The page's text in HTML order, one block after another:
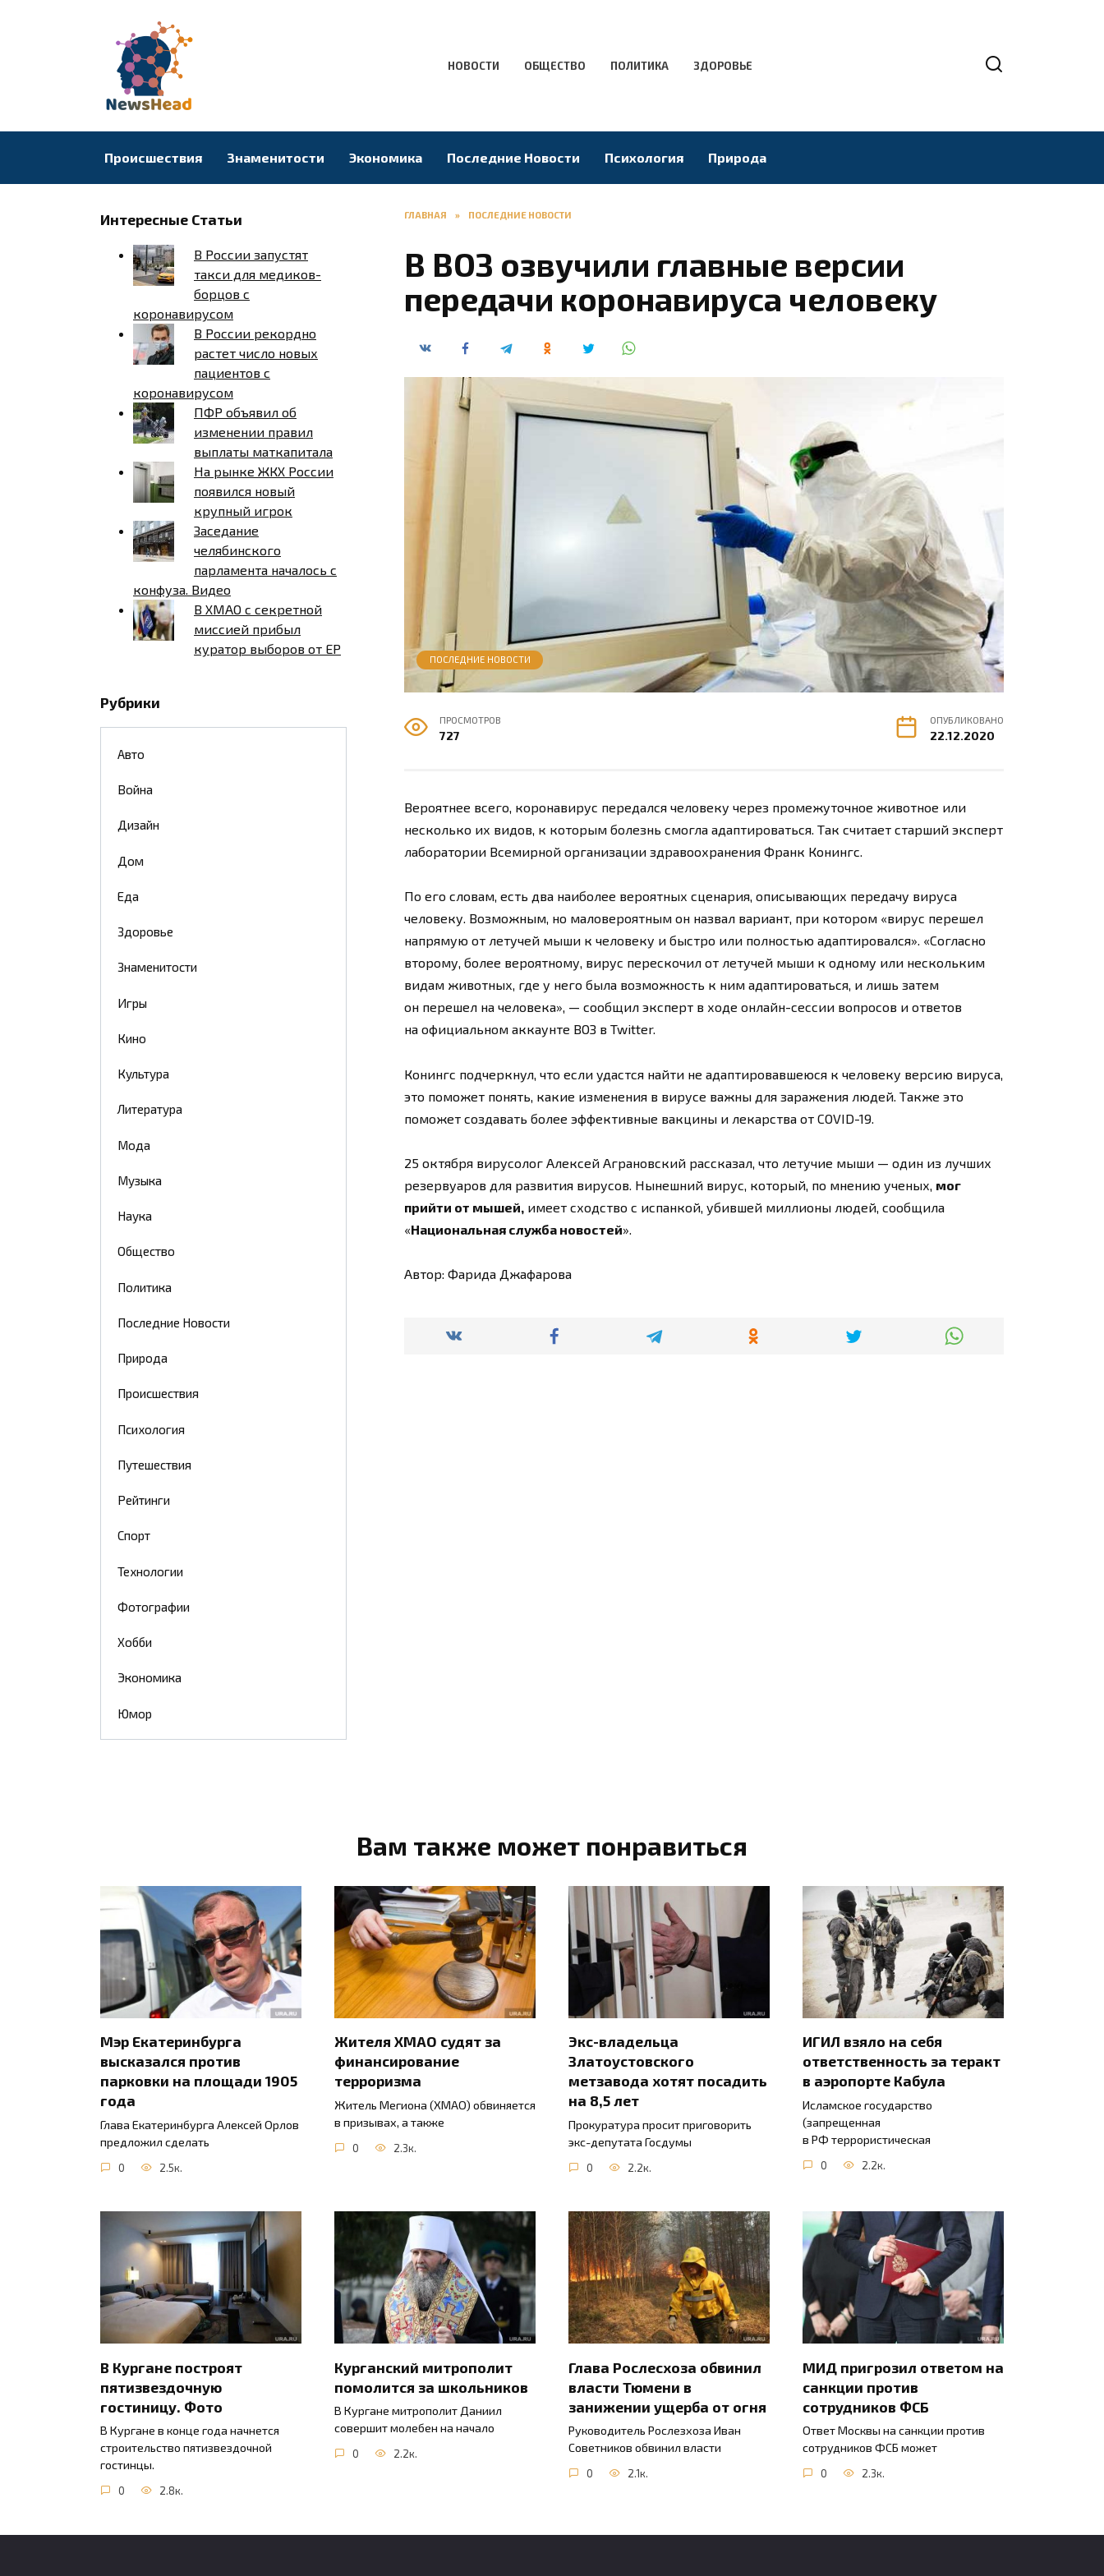
НОВОСТИ ОБЩЕСТВО ПОЛИТИКА ЗДОРОВЬЕ
Происшествия Знаменитости Экономика Последние Новости Психология Природа
ГЛАВНАЯ » ПОСЛЕДНИЕ НОВОСТИ
В ВОЗ озвучили главные версии
передачи коронавируса человеку
ПОСЛЕДНИЕ НОВОСТИ
ПРОСМОТРОВ
727
ОПУБЛИКОВАНО
22.12.2020
Вероятнее всего, коронавирус передался человеку через промежуточное животное или
несколько их видов, к которым болезнь смогла адаптироваться. Так считает старший эксперт
лаборатории Всемирной организации здравоохранения Франк Конингс.
По его словам, есть два наиболее вероятных сценария, описывающих передачу вируса
человеку. Возможным, но маловероятным он назвал вариант, при котором «вирус перешел
напрямую от летучей мыши к человеку и быстро или полностью адаптировался». «Согласно
второму, более вероятному, вирус перескочил от летучей мыши к одному или нескольким
видам животных, где у него была возможность к ним адаптироваться, и лишь затем
он перешел на человека», — сообщил эксперт в ходе онлайн-сессии вопросов и ответов
на официальном аккаунте ВОЗ в Twitter.
Конингс подчеркнул, что если удастся найти не адаптировавшеюся к человеку версию вируса,
это поможет понять, какие изменения в вирусе важны для заражения людей. Также это
поможет создавать более эффективные вакцины и лекарства от COVID-19.
25 октября вирусолог Алексей Аграновский рассказал, что летучие мыши — один из лучших
резервуаров для развития вирусов. Нынешний вирус, который, по мнению ученых, мог
прийти от мышей, имеет сходство с испанкой, убившей миллионы людей, сообщила
«Национальная служба новостей».
Автор: Фарида Джафарова
Интересные Статьи
В России запустят
такси для медиков-
борцов с
коронавирусом
В России рекордно
растет число новых
пациентов с
коронавирусом
ПФР объявил об
изменении правил
выплаты маткапитала
На рынке ЖКХ России
появился новый
крупный игрок
Заседание
челябинского
парламента началось с
конфуза. Видео
В ХМАО с секретной
миссией прибыл
куратор выборов от ЕР
Рубрики
Авто
Война
Дизайн
Дом
Еда
Здоровье
Знаменитости
Игры
Кино
Культура
Литература
Мода
Музыка
Наука
Общество
Политика
Последние Новости
Природа
Происшествия
Психология
Путешествия
Рейтинги
Спорт
Технологии
Фотографии
Хобби
Экономика
Юмор
Вам также может понравиться
Мэр Екатеринбурга
высказался против
парковки на площади 1905
года
Глава Екатеринбурга Алексей Орлов
предложил сделать
0 2.5к.
Жителя ХМАО судят за
финансирование
терроризма
Житель Мегиона (ХМАО) обвиняется
в призывах, а также
0 2.3к.
Экс-владельца
Златоустовского
метзавода хотят посадить
на 8,5 лет
Прокуратура просит приговорить
экс-депутата Госдумы
0 2.2к.
ИГИЛ взяло на себя
ответственность за теракт
в аэропорте Кабула
Исламское государство
(запрещенная
в РФ террористическая
0 2.2к.
В Кургане построят
пятизвездочную
гостиницу. Фото
В Кургане в конце года начнется
строительство пятизвездочной
гостинцы.
0 2.8к.
Курганский митрополит
помолится за школьников
В Кургане митрополит Даниил
совершит молебен на начало
0 2.2к.
Глава Рослесхоза обвинил
власти Тюмени в
занижении ущерба от огня
Руководитель Рослезхоза Иван
Советников обвинил власти
0 2.1к.
МИД пригрозил ответом на
санкции против
сотрудников ФСБ
Ответ Москвы на санкции против
сотрудников ФСБ может
0 2.3к.